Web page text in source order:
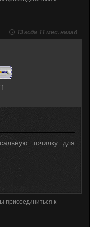
13 года 11 мес. назад
точилку для
присоединиться к